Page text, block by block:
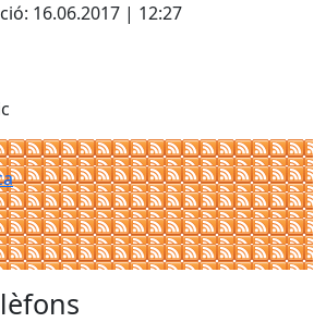
16.06.2017 | 12:27